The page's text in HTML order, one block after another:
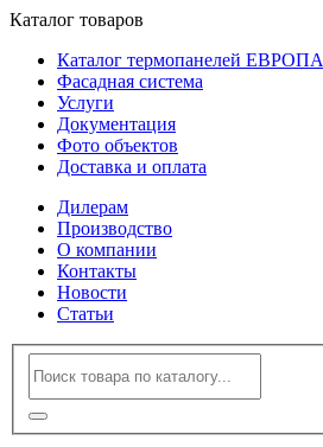
Каталог товаров
Каталог термопанелей ЕВРОПА
Фасадная система
Услуги
Документация
Фото объектов
Доставка и оплата
Дилерам
Производство
О компании
Контакты
Новости
Статьи